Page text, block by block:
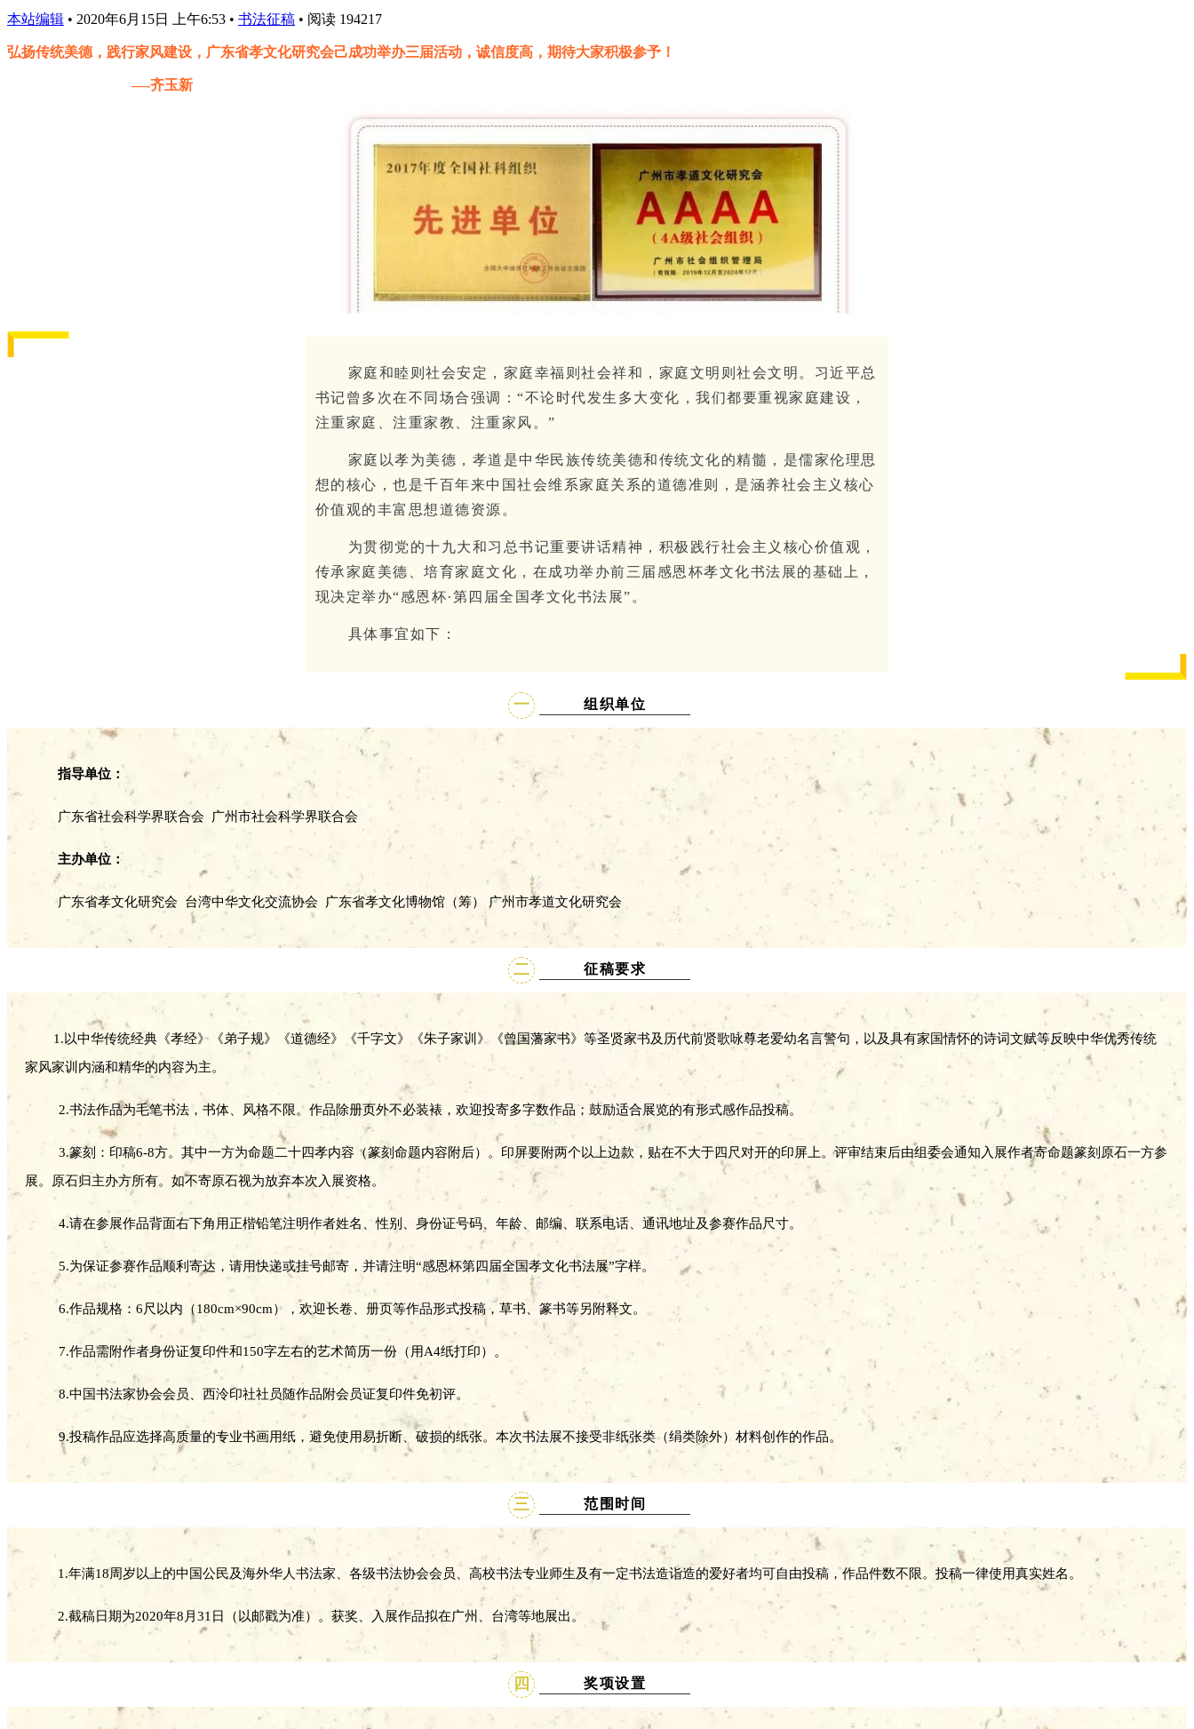
本站编辑 • 2020年6月15日 上午6:53 • 书法征稿 • 阅读 194217
弘扬传统美德，践行家风建设，广东省孝文化研究会己成功举办三届活动，诚信度高，期待大家积极参予！
—-齐玉新
家庭和睦则社会安定，家庭幸福则社会祥和，家庭文明则社会文明。习近平总
书记曾多次在不同场合强调：“不论时代发生多大变化，我们都要重视家庭建设，
注重家庭、注重家教、注重家风。”
家庭以孝为美德，孝道是中华民族传统美德和传统文化的精髓，是儒家伦理思
想的核心，也是千百年来中国社会维系家庭关系的道德准则，是涵养社会主义核心
价值观的丰富思想道德资源。
为贯彻党的十九大和习总书记重要讲话精神，积极践行社会主义核心价值观，
传承家庭美德、培育家庭文化，在成功举办前三届感恩杯孝文化书法展的基础上，
现决定举办“感恩杯·第四届全国孝文化书法展”。
具体事宜如下：
一 组织单位
指导单位：
广东省社会科学界联合会 广州市社会科学界联合会
主办单位：
广东省孝文化研究会 台湾中华文化交流协会 广东省孝文化博物馆（筹） 广州市孝道文化研究会
二 征稿要求
1.以中华传统经典《孝经》《弟子规》《道德经》《千字文》《朱子家训》《曾国藩家书》等圣贤家书及历代前贤歌咏尊老爱幼名言警句，以及具有家国情怀的诗词文赋等反映中华优秀传统
家风家训内涵和精华的内容为主。
2.书法作品为毛笔书法， 书体、风格不限。作品除册页外不必装裱，欢迎投寄多字数作品；鼓励适合展览的有形式感作品投稿。
3.篆刻：印稿6-8方。其中一方为命题二十四孝内容（篆刻命题内容附后）。印屏要附两个以上边款，贴在不大于四尺对开的印屏上。评审结束后由组委会通知入展作者寄命题篆刻原石一方参
展。原石归主办方所有。如不寄原石视为放弃本次入展资格。
4.请在参展作品背面右下角用正楷铅笔注明作者姓名、性别、身份证号码、年龄、邮编、联系电话、通讯地址及参赛作品尺寸。
5.为保证参赛作品顺利寄达，请用快递或挂号邮寄，并请注明“感恩杯第四届全国孝文化书法展”字样。
6.作品规格：6尺以内（180cm×90cm），欢迎长卷、册页等作品形式投稿，草书、篆书等另附释文。
7.作品需附作者身份证复印件和150字左右的艺术简历一份（用A4纸打印）。
8.中国书法家协会会员、西泠印社社员随作品附会员证复印件免初评。
9.投稿作品应选择高质量的专业书画用纸，避免使用易折断、破损的纸张。本次书法展不接受非纸张类（绢类除外）材料创作的作品。
三 范围时间
1.年满18周岁以上的中国公民及海外华人书法家、各级书法协会会员、高校书法专业师生及有一定书法造诣造的爱好者均可自由投稿，作品件数不限。投稿一律使用真实姓名。
2.截稿日期为2020年8月31日（以邮戳为准）。获奖、入展作品拟在广州、台湾等地展出。
四 奖项设置